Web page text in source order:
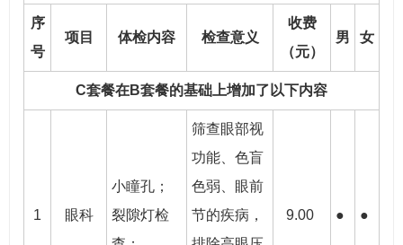
序
号
项目 体检内容 检查意义
收费
（元）
男 女
C套餐在B套餐的基础上增加了以下内容
1 眼科
小瞳孔；
裂隙灯检
筛查眼部视
功能、色盲
色弱、眼前
节的疾病，
9.00 ● ●